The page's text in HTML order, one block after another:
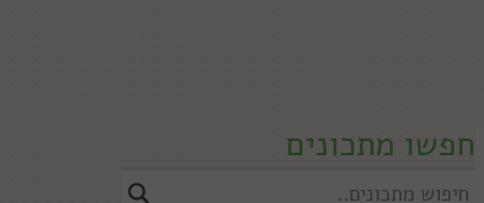
חפשו מתכונים